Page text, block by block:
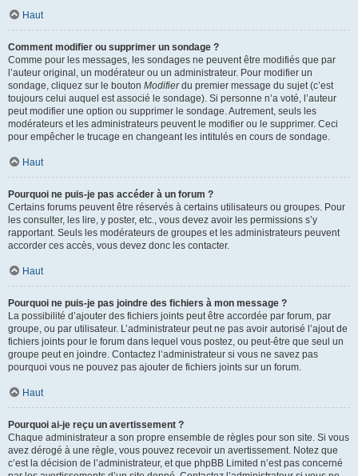
Haut
Comment modifier ou supprimer un sondage ?
Comme pour les messages, les sondages ne peuvent être modifiés que par
l’auteur original, un modérateur ou un administrateur. Pour modifier un
sondage, cliquez sur le bouton Modifierdu premier message du sujet (c’est
toujours celui auquel est associé le sondage). Si personne n’a voté, l’auteur
peut modifier une option ou supprimer le sondage. Autrement, seuls les
modérateurs et les administrateurs peuvent le modifier ou le supprimer. Ceci
pour empêcher le trucage en changeant les intitulés en cours de sondage.
Haut
Pourquoi ne puis-je pas accéder à un forum ?
Certains forums peuvent être réservés à certains utilisateurs ou groupes. Pour
les consulter, les lire, y poster, etc., vous devez avoir les permissions s’y
rapportant. Seuls les modérateurs de groupes et les administrateurs peuvent
accorder ces accès, vous devez donc les contacter.
Haut
Pourquoi ne puis-je pas joindre des fichiers à mon message ?
La possibilité d’ajouter des fichiers joints peut être accordée par forum, par
groupe, ou par utilisateur. L’administrateur peut ne pas avoir autorisé l’ajout de
fichiers joints pour le forum dans lequel vous postez, ou peut-être que seul un
groupe peut en joindre. Contactez l’administrateur si vous ne savez pas
pourquoi vous ne pouvez pas ajouter de fichiers joints sur un forum.
Haut
Pourquoi ai-je reçu un avertissement ?
Chaque administrateur a son propre ensemble de règles pour son site. Si vous
avez dérogé à une règle, vous pouvez recevoir un avertissement. Notez que
c’est la décision de l’administrateur, et que phpBB Limited n’est pas concerné